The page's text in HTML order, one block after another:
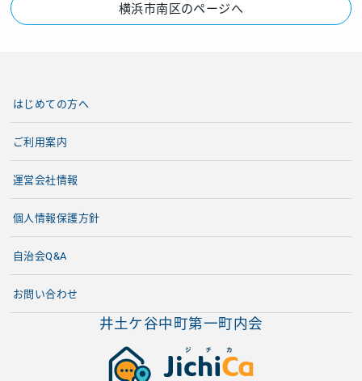
横浜市南区のページへ
井土ケ谷中町第一町内会
はじめての方へ
ご利用案内
運営会社情報
個人情報保護方針
自治会Q&A
お問い合わせ